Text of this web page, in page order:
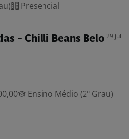
Presencial
- Chilli Beans Belo 29 jul
Ensino Médio (2º Grau)